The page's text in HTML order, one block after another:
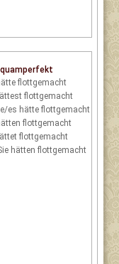
flottgemacht
flottgemacht
es hätte flottgemacht
flottgemacht
flottgemacht
hätten flottgemacht